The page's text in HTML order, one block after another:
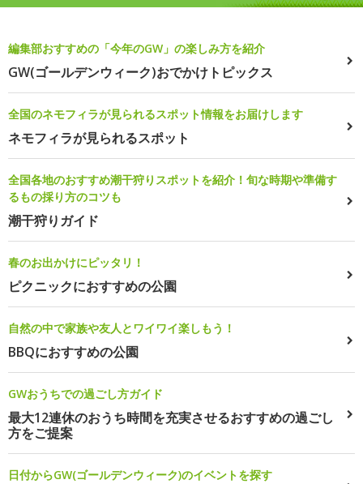
編集部おすすめの「今年のGW」の楽しみ方を紹介
GW(ゴールデンウィーク)おでかけトピックス
全国のネモフィラが見られるスポット情報をお届けします
ネモフィラが見られるスポット
全国各地のおすすめ潮干狩りスポットを紹介！旬な時期や準備す
るもの採り方のコツも
潮干狩りガイド
春のお出かけにピッタリ！
ピクニックにおすすめの公園
自然の中で家族や友人とワイワイ楽しもう！
BBQにおすすめの公園
GWおうちでの過ごし方ガイド
最大12連休のおうち時間を充実させるおすすめの過ごし
方をご提案
日付からGW(ゴールデンウィーク)のイベントを探す